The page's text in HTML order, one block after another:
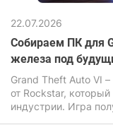
22.07.2026
Собираем ПК для
железа под
Grand Theft Auto VI
от Rockstar,
индустрии. Игра